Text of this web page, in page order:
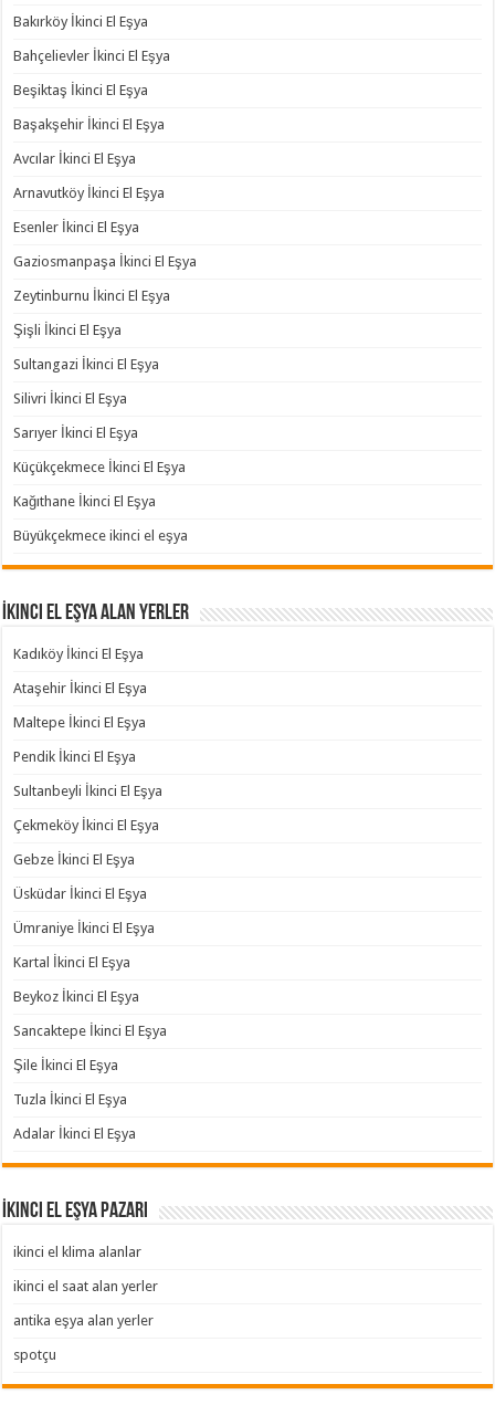
Bakırköy İkinci El Eşya
Bahçelievler İkinci El Eşya
Beşiktaş İkinci El Eşya
Başakşehir İkinci El Eşya
Avcılar İkinci El Eşya
Arnavutköy İkinci El Eşya
Esenler İkinci El Eşya
Gaziosmanpaşa İkinci El Eşya
Zeytinburnu İkinci El Eşya
Şişli İkinci El Eşya
Sultangazi İkinci El Eşya
Silivri İkinci El Eşya
Sarıyer İkinci El Eşya
Küçükçekmece İkinci El Eşya
Kağıthane İkinci El Eşya
Büyükçekmece ikinci el eşya
İkinci El Eşya Alan Yerler
Kadıköy İkinci El Eşya
Ataşehir İkinci El Eşya
Maltepe İkinci El Eşya
Pendik İkinci El Eşya
Sultanbeyli İkinci El Eşya
Çekmeköy İkinci El Eşya
Gebze İkinci El Eşya
Üsküdar İkinci El Eşya
Ümraniye İkinci El Eşya
Kartal İkinci El Eşya
Beykoz İkinci El Eşya
Sancaktepe İkinci El Eşya
Şile İkinci El Eşya
Tuzla İkinci El Eşya
Adalar İkinci El Eşya
İkinci El Eşya Pazarı
ikinci el klima alanlar
ikinci el saat alan yerler
antika eşya alan yerler
spotçu